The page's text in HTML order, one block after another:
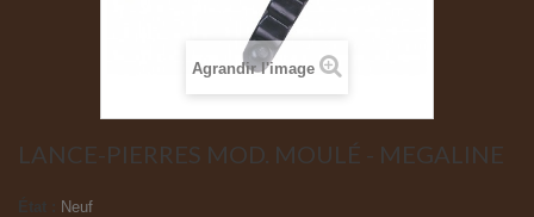
Agrandir l'image
LANCE-PIERRES MOD. MOULÉ - MEGALINE
Neuf